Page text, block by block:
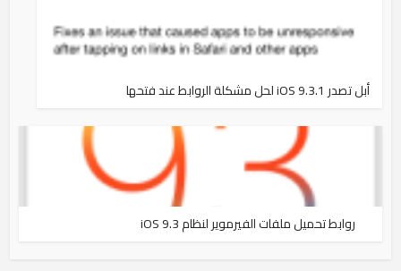
أبل تصدر iOS 9.3.1 لحل مشكلة الروابط عند فتحها
روابط تحميل ملفات الفيرموير لنظام iOS 9.3